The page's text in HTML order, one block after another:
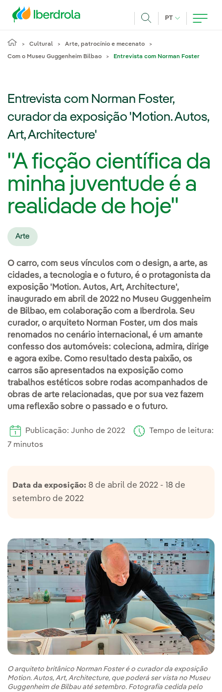
PT IDIOMA ATUAL,
Cultural Arte, patrocínio e mecenato
Com o Museu Guggenheim Bilbao Entrevista com Norman Foster
Entrevista com Norman Foster,
curador da exposição 'Motion. Autos,
Art, Architecture'
"A ficção científica da
minha juventude é a
realidade de hoje"
Arte
O carro, com seus vínculos com o design, a arte, as
cidades, a tecnologia e o futuro, é o protagonista da
exposição 'Motion. Autos, Art, Architecture',
inaugurado em abril de 2022 no Museu Guggenheim
de Bilbao, em colaboração com a Iberdrola. Seu
curador, o arquiteto Norman Foster, um dos mais
renomados no cenário internacional, é um amante
confesso dos automóveis: coleciona, admira, dirige
e agora exibe. Como resultado desta paixão, os
carros são apresentados na exposição como
trabalhos estéticos sobre rodas acompanhados de
obras de arte relacionadas, que por sua vez fazem
uma reflexão sobre o passado e o futuro.
Publicação: Junho de 2022
Tempo de leitura:
7 minutos
Data da exposição: 8 de abril de 2022 - 18 de
setembro de 2022
O arquiteto britânico Norman Foster é o curador da exposição
Motion. Autos, Art, Architecture, que poderá ser vista no Museu
Guggenheim de Bilbau até setembro. Fotografia cedida pelo